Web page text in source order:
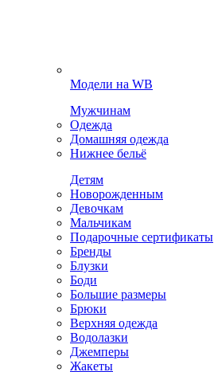
Модели на WB
Мужчинам
Одежда
Домашняя одежда
Нижнее бельё
Детям
Новорожденным
Девочкам
Мальчикам
Подарочные сертификаты
Бренды
Блузки
Боди
Большие размеры
Брюки
Верхняя одежда
Водолазки
Джемперы
Жакеты